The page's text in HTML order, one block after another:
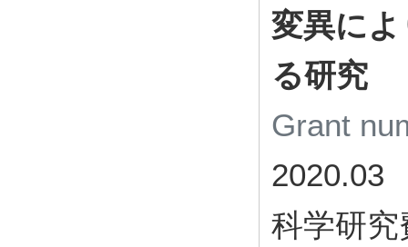
変異に
る研究
Grant
2020.03
科学研